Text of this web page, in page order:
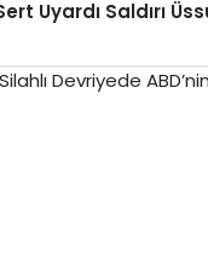
Uyardı Saldırı